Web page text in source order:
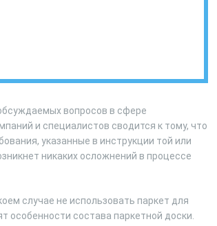
вопросов в сфере
и специалистов сводится к тому, что
указанные в инструкции той или
никаких осложнений в процессе
случае не использовать паркет для
особенности состава паркетной доски.